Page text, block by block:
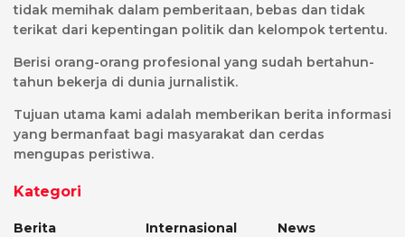
tidak memihak dalam pemberitaan, bebas dan tidak
terikat dari kepentingan politik dan kelompok tertentu.
Berisi orang-orang profesional yang sudah bertahun-
tahun bekerja di dunia jurnalistik.
Tujuan utama kami adalah memberikan berita informasi
yang bermanfaat bagi masyarakat dan cerdas
mengupas peristiwa.
Kategori
Berita
Internasional
News